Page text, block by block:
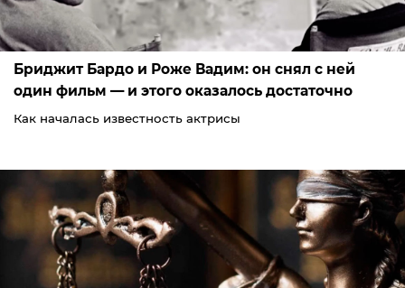
Бриджит Бардо и Роже Вадим: он снял с ней
один фильм — и этого оказалось достаточно
Как началась известность актрисы